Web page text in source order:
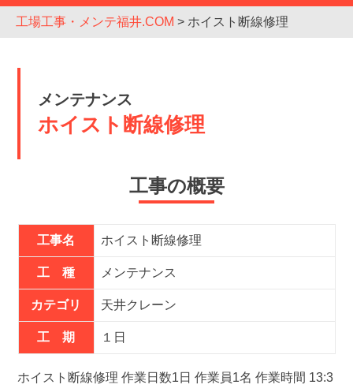
工場工事・メンテ福井.COM > ホイスト断線修理
メンテナンス
ホイスト断線修理
工事の概要
工事名 ホイスト断線修理
工 種 メンテナンス
カテゴリ 天井クレーン
工 期 １日
ホイスト断線修理 作業日数1日 作業員1名 作業時間 13:3